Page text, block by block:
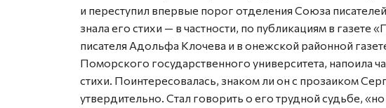
и переступил впервые порог отделения Союза
знала его стихи — в частности, по публикациям в
писателя Адольфа Клочева и в онежской районной
Поморского государственного университета, напоила
стихи. Поинтересовалась, знаком ли он с прозаиком
утвердительно. Стал говорить о его трудной судьбе,